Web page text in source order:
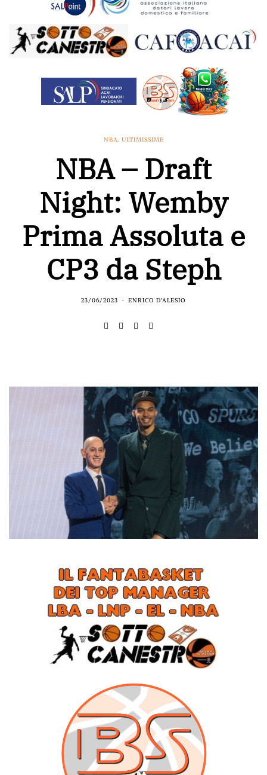
NBA, ULTIMISSIME
NBA – Draft
Night: Wemby
Prima Assoluta e
CP3 da Steph
23/06/2023 ENRICO D'ALESIO